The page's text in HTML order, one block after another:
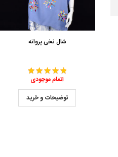
شال نخی پروانه
اتمام موجودی
توضیحات و خرید